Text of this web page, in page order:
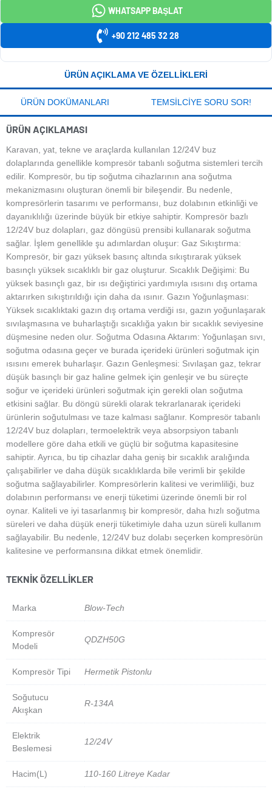
WHATSAPP BAŞLAT
+90 212 485 32 28
ÜRÜN AÇIKLAMA VE ÖZELLIKLERI
ÜRÜN DOKÜMANLARI TEMSILCIYE SORU SOR!
ÜRÜN AÇIKLAMASI
Karavan, yat, tekne ve araçlarda kullanılan 12/24V buz
dolaplarında genellikle kompresör tabanlı soğutma sistemleri tercih
edilir. Kompresör, bu tip soğutma cihazlarının ana soğutma
mekanizmasını oluşturan önemli bir bileşendir. Bu nedenle,
kompresörlerin tasarımı ve performansı, buz dolabının etkinliği ve
dayanıklılığı üzerinde büyük bir etkiye sahiptir. Kompresör bazlı
12/24V buz dolapları, gaz döngüsü prensibi kullanarak soğutma
sağlar. İşlem genellikle şu adımlardan oluşur: Gaz Sıkıştırma:
Kompresör, bir gazı yüksek basınç altında sıkıştırarak yüksek
basınçlı yüksek sıcaklıklı bir gaz oluşturur. Sıcaklık Değişimi: Bu
yüksek basınçlı gaz, bir ısı değiştirici yardımıyla ısısını dış ortama
aktarırken sıkıştırıldığı için daha da ısınır. Gazın Yoğunlaşması:
Yüksek sıcaklıktaki gazın dış ortama verdiği ısı, gazın yoğunlaşarak
sıvılaşmasına ve buharlaştığı sıcaklığa yakın bir sıcaklık seviyesine
düşmesine neden olur. Soğutma Odasına Aktarım: Yoğunlaşan sıvı,
soğutma odasına geçer ve burada içerideki ürünleri soğutmak için
ısısını emerek buharlaşır. Gazın Genleşmesi: Sıvılaşan gaz, tekrar
düşük basınçlı bir gaz haline gelmek için genleşir ve bu süreçte
soğur ve içerideki ürünleri soğutmak için gerekli olan soğutma
etkisini sağlar. Bu döngü sürekli olarak tekrarlanarak içerideki
ürünlerin soğutulması ve taze kalması sağlanır. Kompresör tabanlı
12/24V buz dolapları, termoelektrik veya absorpsiyon tabanlı
modellere göre daha etkili ve güçlü bir soğutma kapasitesine
sahiptir. Ayrıca, bu tip cihazlar daha geniş bir sıcaklık aralığında
çalışabilirler ve daha düşük sıcaklıklarda bile verimli bir şekilde
soğutma sağlayabilirler. Kompresörlerin kalitesi ve verimliliği, buz
dolabının performansı ve enerji tüketimi üzerinde önemli bir rol
oynar. Kaliteli ve iyi tasarlanmış bir kompresör, daha hızlı soğutma
süreleri ve daha düşük enerji tüketimiyle daha uzun süreli kullanım
sağlayabilir. Bu nedenle, 12/24V buz dolabı seçerken kompresörün
kalitesine ve performansına dikkat etmek önemlidir.
TEKNIK ÖZELLIKLER
Marka Blow-Tech
Kompresör
Modeli
QDZH50G
Kompresör Tipi Hermetik Pistonlu
Soğutucu
Akışkan
R-134A
Elektrik
Beslemesi
12/24V
Hacim(L) 110-160 Litreye Kadar